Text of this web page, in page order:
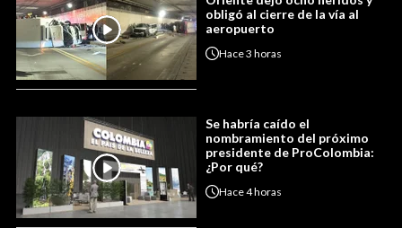
obligó al cierre de la vía al
aeropuerto
Hace3 horas
Se habría caído el
nombramiento del próximo
presidente de ProColombia:
¿Por qué?
Hace4 horas